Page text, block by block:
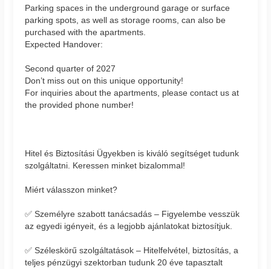
Parking spaces in the underground garage or surface
parking spots, as well as storage rooms, can also be
purchased with the apartments.
Expected Handover:
Second quarter of 2027
Don’t miss out on this unique opportunity!
For inquiries about the apartments, please contact us at
the provided phone number!
Hitel és Biztosítási Ügyekben is kiváló segítséget tudunk
szolgáltatni. Keressen minket bizalommal!
Miért válasszon minket?
✅ Személyre szabott tanácsadás – Figyelembe vesszük
az egyedi igényeit, és a legjobb ajánlatokat biztosítjuk.
✅ Széleskörű szolgáltatások – Hitelfelvétel, biztosítás, a
teljes pénzügyi szektorban tudunk 20 éve tapasztalt